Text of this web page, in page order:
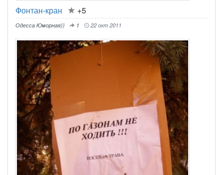
Фонтан-кран +5
Одесса Юморная)) 1 22 окт 2011